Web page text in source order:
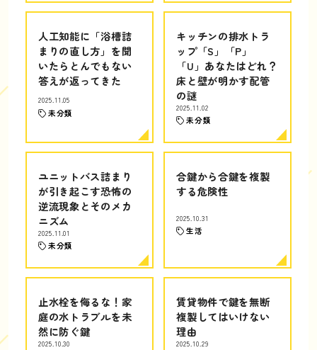
人工知能に「浴槽詰
まりの直し方」を聞
いたらとんでもない
答えが返ってきた
2025.11.05
未分類
キッチンの排水トラ
ップ「S」「P」
「U」あなたはどれ？
床と壁が明かす配管
の謎
2025.11.02
未分類
ユニットバス詰まり
が引き起こす恐怖の
逆流現象とそのメカ
ニズム
2025.11.01
未分類
合鍵から合鍵を複製
する危険性
2025.10.31
生活
止水栓を侮るな！家
庭の水トラブルを未
然に防ぐ鍵
2025.10.30
賃貸物件で鍵を無断
複製してはいけない
理由
2025.10.29